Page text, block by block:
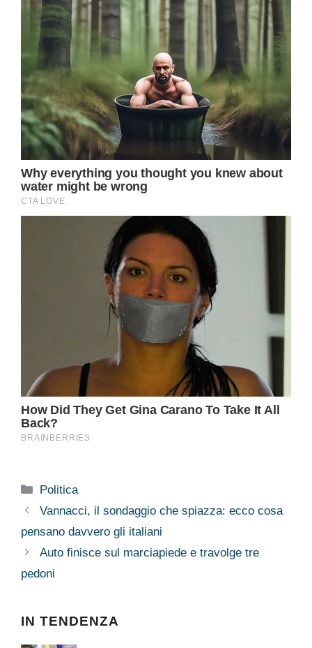
Categorie
Politica
Vannacci, il sondaggio che spiazza: ecco cosa
pensano davvero gli italiani
Auto finisce sul marciapiede e travolge tre
pedoni
IN TENDENZA